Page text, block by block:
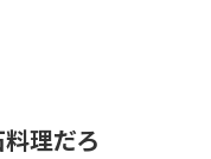
理だろ